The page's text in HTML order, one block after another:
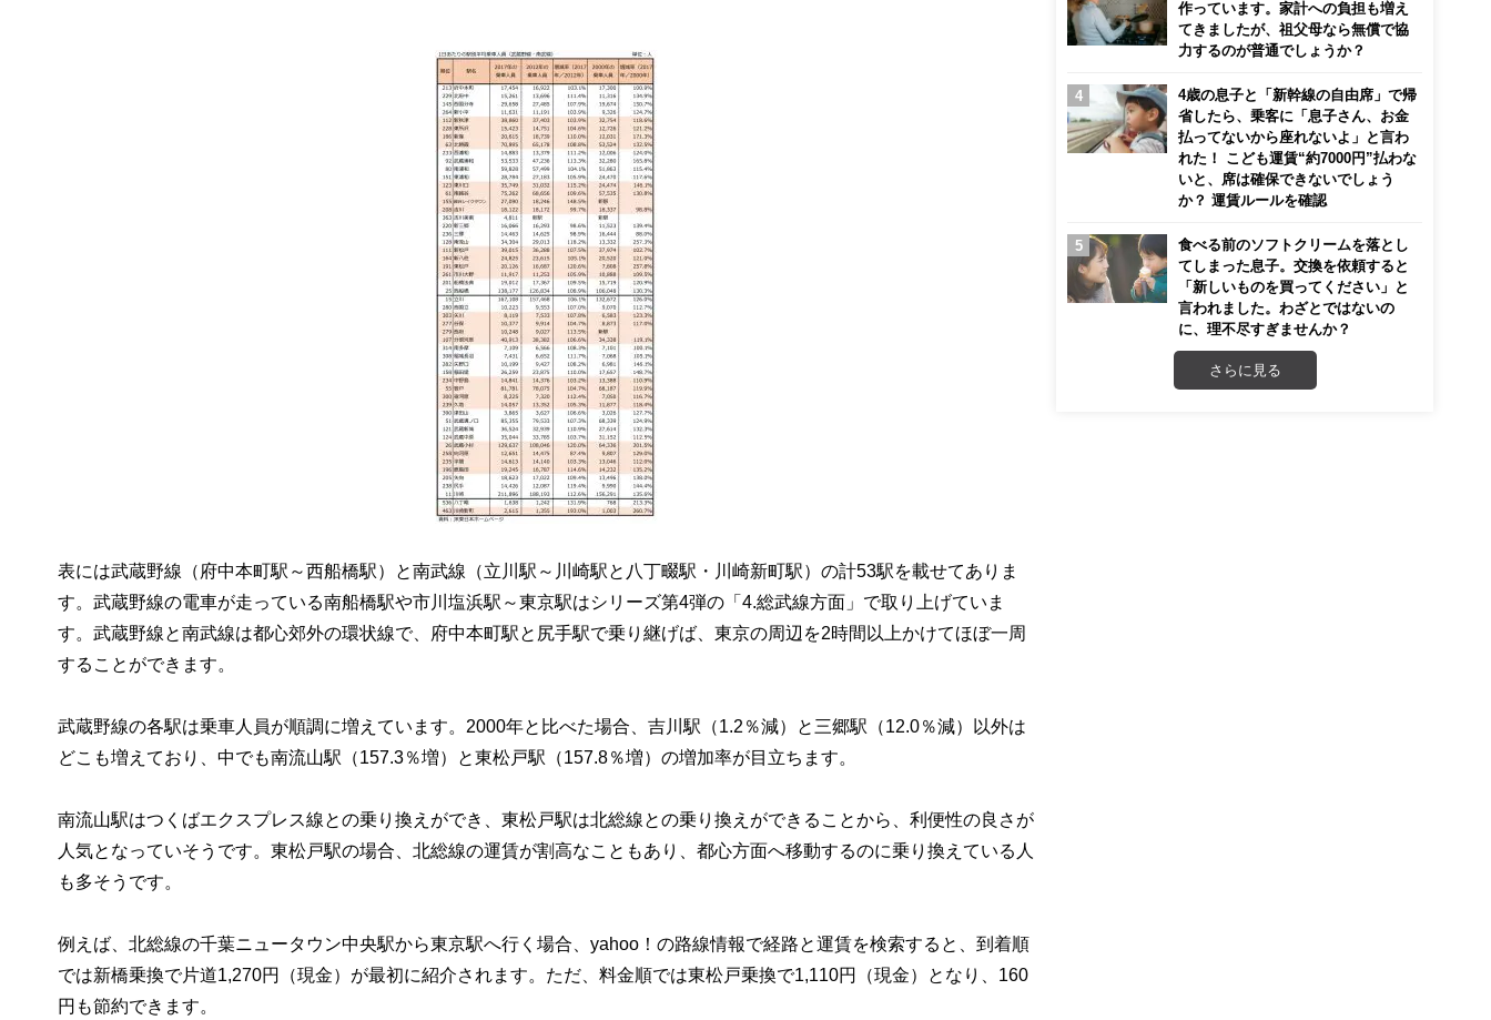
表には武蔵野線（府中本町駅～西船橋駅）と南武線（立川駅～川崎駅と八丁畷駅・川崎新町駅）の計53駅を載せてありま
す。武蔵野線の電車が走っている南船橋駅や市川塩浜駅～東京駅はシリーズ第4弾の「4.総武線方面」で取り上げていま
す。武蔵野線と南武線は都心郊外の環状線で、府中本町駅と尻手駅で乗り継げば、東京の周辺を2時間以上かけてほぼ一周
することができます。
武蔵野線の各駅は乗車人員が順調に増えています。2000年と比べた場合、吉川駅（1.2％減）と三郷駅（12.0％減）以外は
どこも増えており、中でも南流山駅（157.3％増）と東松戸駅（157.8％増）の増加率が目立ちます。
南流山駅はつくばエクスプレス線との乗り換えができ、東松戸駅は北総線との乗り換えができることから、利便性の良さが
人気となっていそうです。東松戸駅の場合、北総線の運賃が割高なこともあり、都心方面へ移動するのに乗り換えている人
も多そうです。
例えば、北総線の千葉ニュータウン中央駅から東京駅へ行く場合、yahoo！の路線情報で経路と運賃を検索すると、到着順
では新橋乗換で片道1,270円（現金）が最初に紹介されます。ただ、料金順では東松戸乗換で1,110円（現金）となり、160
円も節約できます。
作っています。家計への負担も増え
てきましたが、祖父母なら無償で協
力するのが普通でしょうか？
4歳の息子と「新幹線の自由席」で帰
省したら、乗客に「息子さん、お金
払ってないから座れないよ」と言わ
れた！ こども運賃“約7000円”払わな
いと、席は確保できないでしょう
か？ 運賃ルールを確認
食べる前のソフトクリームを落とし
てしまった息子。交換を依頼すると
「新しいものを買ってください」と
言われました。わざとではないの
に、理不尽すぎませんか？
さらに見る